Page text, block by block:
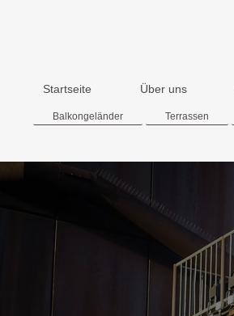
Startseite Über uns
Balkongeländer Terrassen